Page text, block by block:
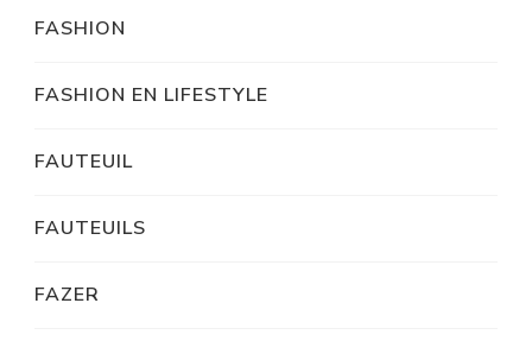
FASHION
FASHION EN LIFESTYLE
FAUTEUIL
FAUTEUILS
FAZER